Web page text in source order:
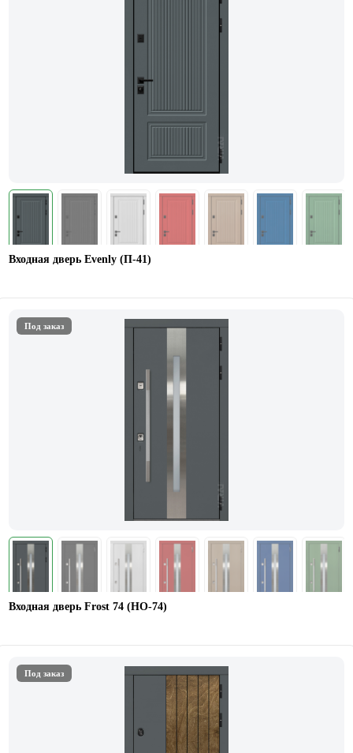
Входная дверь Evenly (П-41)
Под заказ
Входная дверь Frost 74 (HO-74)
Под заказ